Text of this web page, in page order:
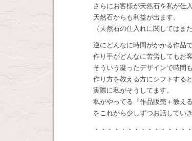
さらにお客様が天然石を私が仕
天然石からも利益が出ます。
（天然石の仕入れに関してはま
逆にどんなに時間がかかる作品
作り手がどんなに苦労してもお
そういう凝ったデザインで時間
作り方を教える方にシフトする
実際に私がそうしてます。
私がやってる『作品販売＋教え
をこれから少しずつお話していき
・・・・・・・・・・・・・・